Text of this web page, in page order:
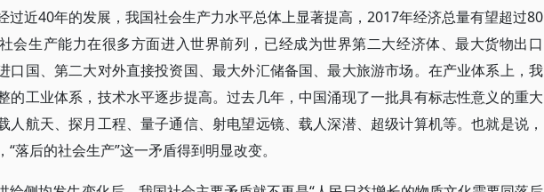
过近40年的发展，我国社会生产力水平总体上显著提高，2017年经济总量有望超过80
会生产能力在很多方面进入世界前列，已经成为世界第二大经济体、最大货物出口
口国、第二大对外直接投资国、最大外汇储备国、最大旅游市场。在产业体系上，我
的工业体系，技术水平逐步提高。过去几年，中国涌现了一批具有标志性意义的重大
人航天、探月工程、量子通信、射电望远镜、载人深潜、超级计算机等。也就是说，
落后的社会生产”这一矛盾得到明显改变。